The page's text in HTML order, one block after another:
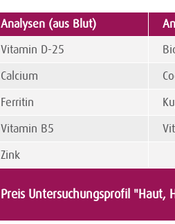
Analysen (aus Blut)
Vitamin D-25
Calcium
Ferritin
Vitamin B5
Zink
Preis Untersuchungsprofil